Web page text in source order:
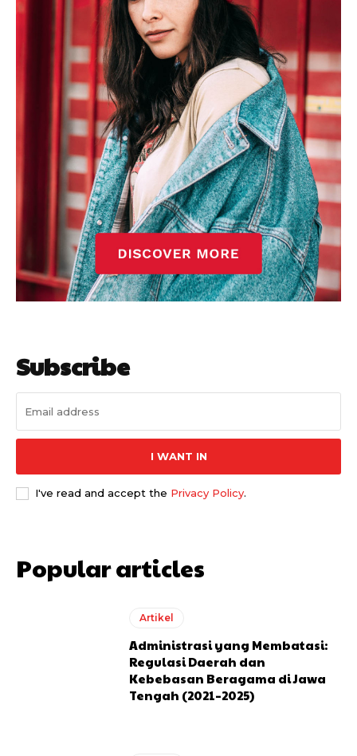
Subscribe
I WANT IN
I've read and accept the Privacy Policy.
Popular articles
Artikel
Administrasi yang Membatasi:
Regulasi Daerah dan
Kebebasan Beragama di Jawa
Tengah (2021–2025)